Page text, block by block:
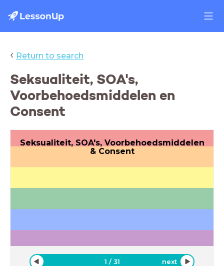
‹ Return to search
Seksualiteit, SOA's,
Voorbehoedsmiddelen en
Consent
Seksualiteit, SOA's, Voorbehoedsmiddelen
& Consent
1 /31 next